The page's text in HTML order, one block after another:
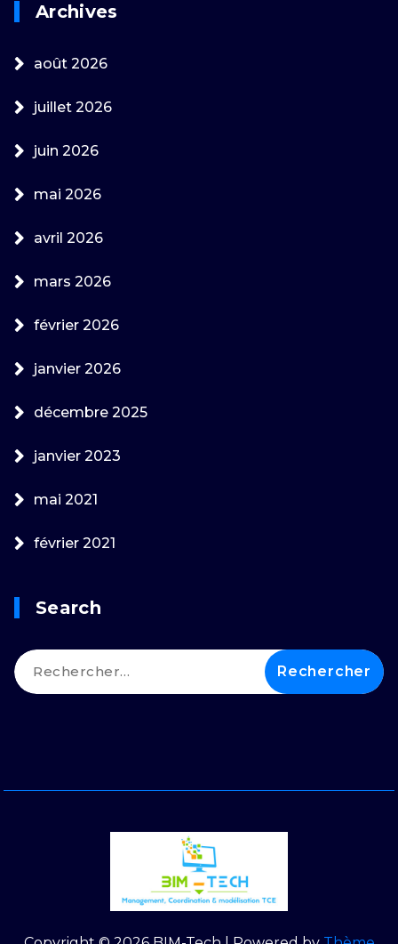
Archives
août 2026
juillet 2026
juin 2026
mai 2026
avril 2026
mars 2026
février 2026
janvier 2026
décembre 2025
janvier 2023
mai 2021
février 2021
Search
Rechercher :